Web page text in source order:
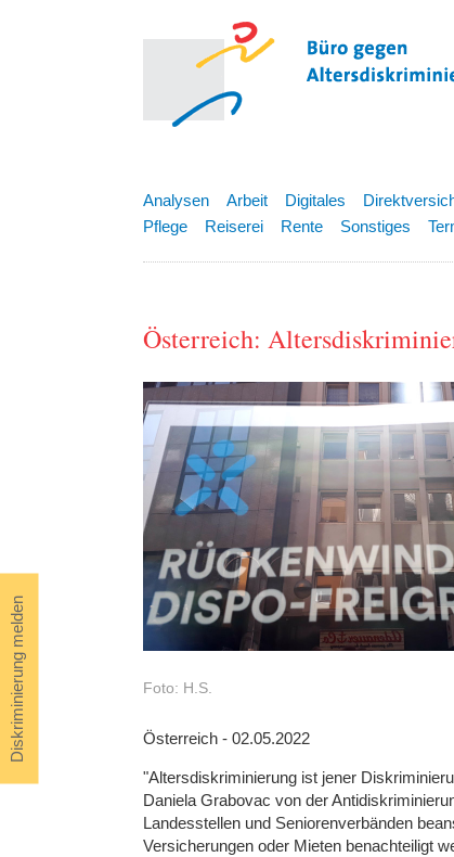
Diskriminierung melden
Analysen Arbeit Digitales
Pflege
Reiserei Rente Sonstiges
Österreich:
Foto: H.S.
Österreich - 02.05.2022
"Altersdiskriminierung ist jener
Daniela Grabovac von der
Landesstellen und Seniorenverbänden
Versicherungen oder Mieten benachteiligt